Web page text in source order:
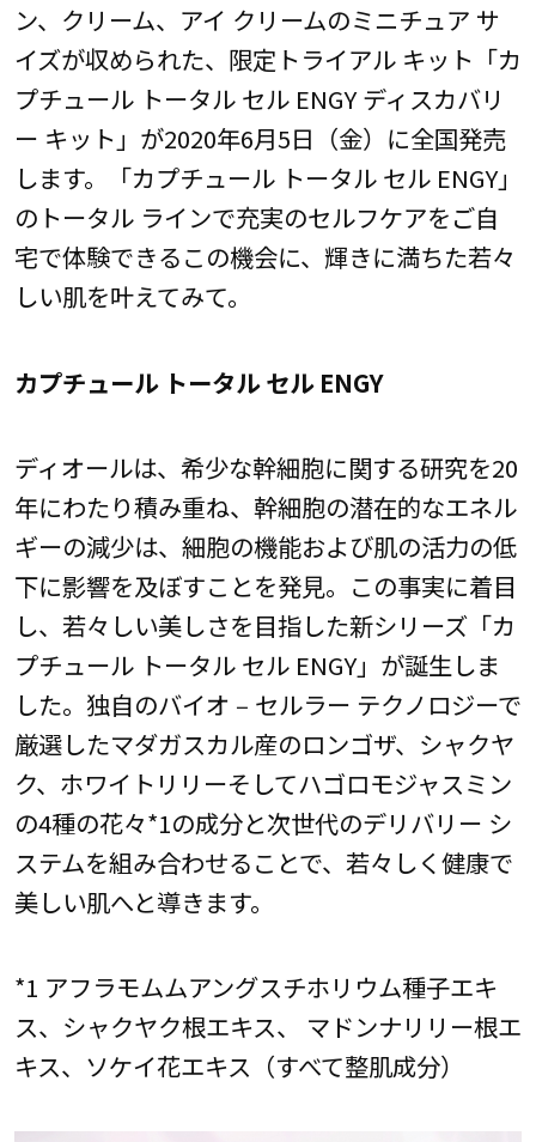
ン、クリーム、アイ クリームのミニチュア サ
イズが収められた、限定トライアル キット「カ
プチュール トータル セル ENGY ディスカバリ
ー キット」が2020年6月5日（金）に全国発売
します。「カプチュール トータル セル ENGY」
のトータル ラインで充実のセルフケアをご自
宅で体験できるこの機会に、輝きに満ちた若々
しい肌を叶えてみて。
カプチュール トータル セル ENGY
ディオールは、希少な幹細胞に関する研究を20
年にわたり積み重ね、幹細胞の潜在的なエネル
ギーの減少は、細胞の機能および肌の活力の低
下に影響を及ぼすことを発見。この事実に着目
し、若々しい美しさを目指した新シリーズ「カ
プチュール トータル セル ENGY」が誕生しま
した。独自のバイオ ‒ セルラー テクノロジーで
厳選したマダガスカル産のロンゴザ、シャクヤ
ク、ホワイトリリーそしてハゴロモジャスミン
の4種の花々*1の成分と次世代のデリバリー シ
ステムを組み合わせることで、若々しく健康で
美しい肌へと導きます。
*1 アフラモムムアングスチホリウム種子エキ
ス、シャクヤク根エキス、 マドンナリリー根エ
キス、ソケイ花エキス（すべて整肌成分）